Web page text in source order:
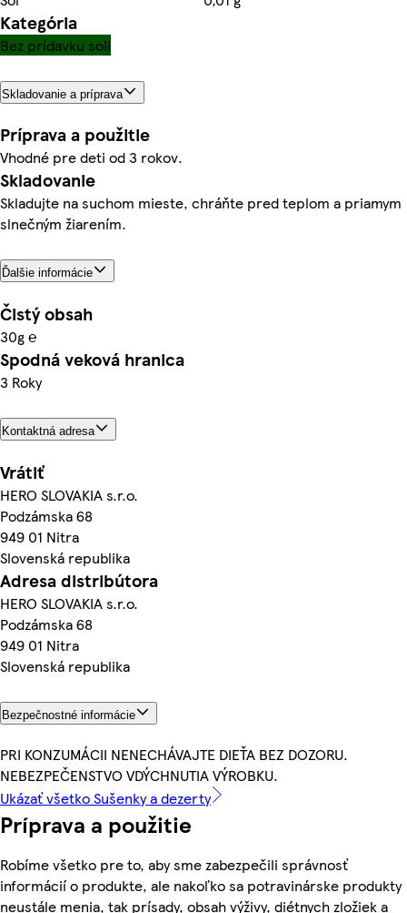
Kategória
Bez prídavku soli
Skladovanie a príprava
Príprava a použitie
Vhodné pre deti od 3 rokov.
Skladovanie
Skladujte na suchom mieste, chráňte pred teplom a priamym
slnečným žiarením.
Ďalšie informácie
Čistý obsah
30g ℮
Spodná veková hranica
3 Roky
Kontaktná adresa
Vrátiť
HERO SLOVAKIA s.r.o.
Podzámska 68
949 01 Nitra
Slovenská republika
Adresa distribútora
HERO SLOVAKIA s.r.o.
Podzámska 68
949 01 Nitra
Slovenská republika
Bezpečnostné informácie
PRI KONZUMÁCII NENECHÁVAJTE DIEŤA BEZ DOZORU.
NEBEZPEČENSTVO VDÝCHNUTIA VÝROBKU.
Ukázať všetko Sušenky a dezerty
Príprava a použitie
Robíme všetko pre to, aby sme zabezpečili správnosť
informácií o produkte, ale nakoľko sa potravinárske produkty
neustále menia, tak prísady, obsah výživy, diétnych zložiek a